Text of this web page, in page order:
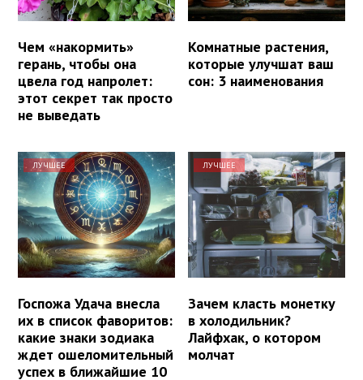
Чем «накормить»
герань, чтобы она
цвела год напролет:
этот секрет так просто
не выведать
Комнатные растения,
которые улучшат ваш
сон: 3 наименования
ЛУЧШЕЕ
Госпожа Удача внесла
их в список фаворитов:
какие знаки зодиака
ждет ошеломительный
успех в ближайшие 10
ЛУЧШЕЕ
Зачем класть монетку
в холодильник?
Лайфхак, о котором
молчат